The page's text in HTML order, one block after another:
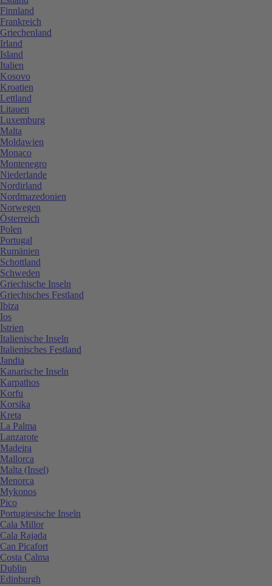
Finnland
Frankreich
Griechenland
Irland
Island
Italien
Kosovo
Kroatien
Lettland
Litauen
Luxemburg
Malta
Moldawien
Monaco
Montenegro
Niederlande
Nordirland
Nordmazedonien
Norwegen
Österreich
Polen
Portugal
Rumänien
Schottland
Schweden
Griechische Inseln
Griechisches Festland
Ibiza
Ios
Istrien
Italienische Inseln
Italienisches Festland
Jandia
Kanarische Inseln
Karpathos
Korfu
Korsika
Kreta
La Palma
Lanzarote
Madeira
Mallorca
Malta (Insel)
Menorca
Mykonos
Pico
Portugiesische Inseln
Cala Millor
Cala Rajada
Can Picafort
Costa Calma
Dublin
Edinburgh